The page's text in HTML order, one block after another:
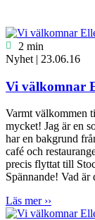

2 min
Nyhet | 23.06.16
Vi välkomnar
Varmt välkommen
mycket! Jag är en
har en bakgrund
café och
precis flyttat till
Spännande! Vad
Läs mer ››